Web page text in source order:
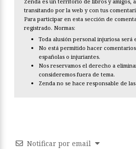
transitando por la web y con tus
Para participar en esta sección de
registrado. Normas:
Toda alusión personal injuriosa será
No está permitido hacer
españolas o injuriantes.
Nos reservamos el derecho a
consideremos fuera de tema.
Zenda no se hace responsable de
Notificar por email